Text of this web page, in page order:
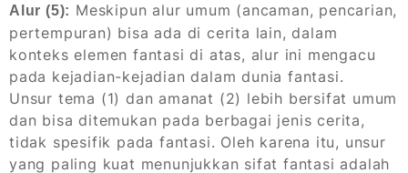
Alur (5): Meskipun alur umum (ancaman, pencarian,
pertempuran) bisa ada di cerita lain, dalam
konteks elemen fantasi di atas, alur ini mengacu
pada kejadian-kejadian dalam dunia fantasi.
Unsur tema (1) dan amanat (2) lebih bersifat umum
dan bisa ditemukan pada berbagai jenis cerita,
tidak spesifik pada fantasi. Oleh karena itu, unsur
yang paling kuat menunjukkan sifat fantasi adalah